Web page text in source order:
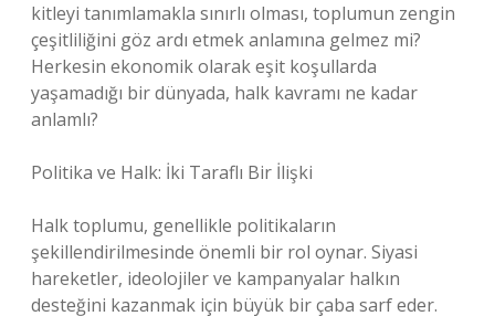
kitleyi tanımlamakla sınırlı olması, toplumun zengin
çeşitliliğini göz ardı etmek anlamına gelmez mi?
Herkesin ekonomik olarak eşit koşullarda
yaşamadığı bir dünyada, halk kavramı ne kadar
anlamlı?
Politika ve Halk: İki Taraflı Bir İlişki
Halk toplumu, genellikle politikaların
şekillendirilmesinde önemli bir rol oynar. Siyasi
hareketler, ideolojiler ve kampanyalar halkın
desteğini kazanmak için büyük bir çaba sarf eder.